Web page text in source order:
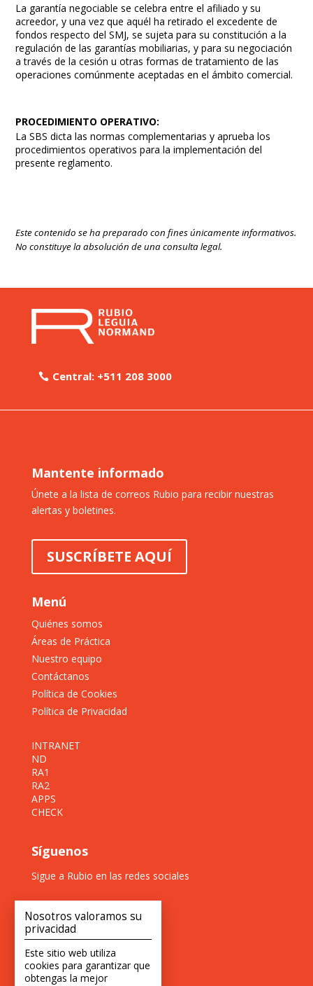
La garantía negociable se celebra entre el afiliado y su
acreedor, y una vez que aquél ha retirado el excedente de
fondos respecto del SMJ, se sujeta para su constitución a la
regulación de las garantías mobiliarias, y para su negociación
a través de la cesión u otras formas de tratamiento de las
operaciones comúnmente aceptadas en el ámbito comercial.
PROCEDIMIENTO OPERATIVO:
La SBS dicta las normas complementarias y aprueba los
procedimientos operativos para la implementación del
presente reglamento.
Este contenido se ha preparado con fines únicamente informativos.
No constituye la absolución de una consulta legal.
Central: +511 208 3000
Mantente informado
Únete a la lista de correos Rubio para recibir nuestras
alertas y boletines.
SUSCRÍBETE AQUÍ
Menú
Quiénes somos
Áreas de Práctica
Nuestro equipo
Contáctanos
Política de Cookies
Política de Privacidad
INTRANET
ND
RA1
RA2
APPS
CHECK
Síguenos
Sigue a Rubio en las redes sociales
Nosotros valoramos su
privacidad
Este sitio web utiliza
cookies para garantizar que
obtengas la mejor